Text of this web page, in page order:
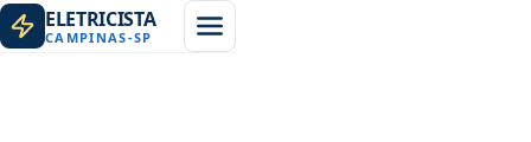
ELETRICISTA
CAMPINAS-SP